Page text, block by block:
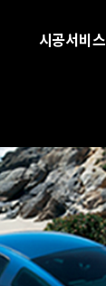
시공서비스